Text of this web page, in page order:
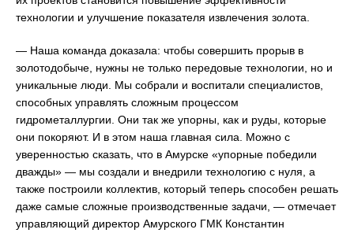
технологии и улучшение показателя извлечения золота.
— Наша команда доказала: чтобы совершить прорыв в
золотодобыче, нужны не только передовые технологии, но и
уникальные люди. Мы собрали и воспитали специалистов,
способных управлять сложным процессом
гидрометаллургии. Они так же упорны, как и руды, которые
они покоряют. И в этом наша главная сила. Можно с
уверенностью сказать, что в Амурске «упорные победили
дважды» — мы создали и внедрили технологию с нуля, а
также построили коллектив, который теперь способен решать
даже самые сложные производственные задачи, — отмечает
управляющий директор Амурского ГМК Константин